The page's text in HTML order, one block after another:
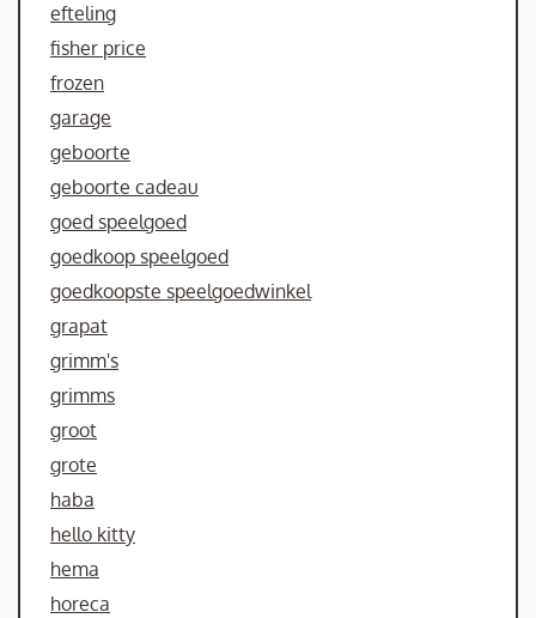
efteling
fisher price
frozen
garage
geboorte
geboorte cadeau
goed speelgoed
goedkoop speelgoed
goedkoopste speelgoedwinkel
grapat
grimm's
grimms
groot
grote
haba
hello kitty
hema
horeca